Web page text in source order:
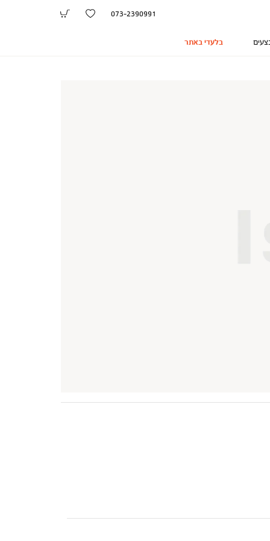
073-2390991
בלעדי באתר